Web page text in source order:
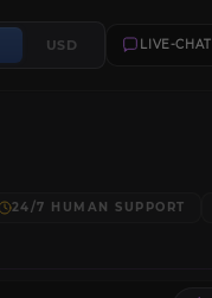
USD LIVE-CHAT
24/7 HUMAN SUPPORT